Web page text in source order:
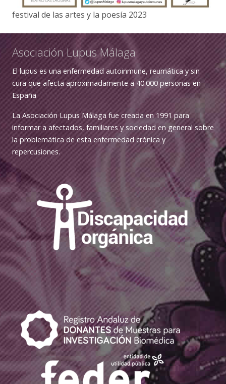
festival de las artes y la poesía 2023
Asociación Lupus Málaga
El lupus es una enfermedad autoinmune, reumática y sin
cura que afecta aproximadamente a 40.000 personas en
España
La Asociación Lupus Málaga fue creada en 1991 para
informar a afectados, familiares y sociedad en general sobre
la problemática de esta enfermedad crónica y
repercusiones.